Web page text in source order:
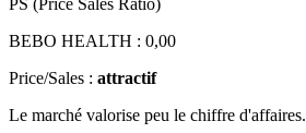
PS (Price Sales Ratio)
BEBO HEALTH : 0,00
Price/Sales : attractif
Le marché valorise peu le chiffre d'affaires.